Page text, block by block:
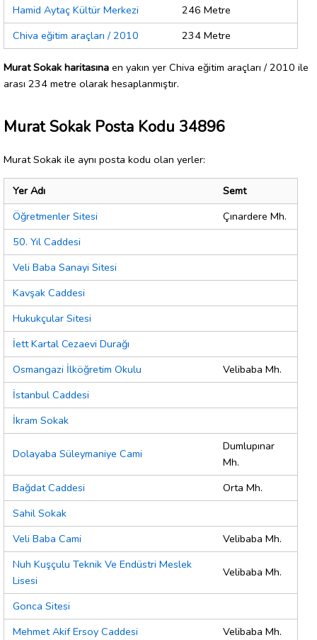
Hamid Aytaç Kültür Merkezi
246 Metre
Chiva eğitim araçları / 2010
234 Metre
Murat Sokak haritasına en yakın yer Chiva eğitim araçları / 2010 ile
arası 234 metre olarak hesaplanmıştır.
Murat Sokak Posta Kodu 34896
Murat Sokak ile aynı posta kodu olan yerler:
Yer Adı
Semt
Öğretmenler Sitesi
Çınardere Mh.
50. Yıl Caddesi
Veli Baba Sanayi Sitesi
Kavşak Caddesi
Hukukçular Sitesi
İett Kartal Cezaevi Durağı
Osmangazi İlköğretim Okulu
Velibaba Mh.
İstanbul Caddesi
İkram Sokak
Dolayaba Süleymaniye Cami
Dumlupınar
Mh.
Bağdat Caddesi
Orta Mh.
Sahil Sokak
Veli Baba Cami
Velibaba Mh.
Nuh Kuşçulu Teknik Ve Endüstri Meslek
Lisesi
Velibaba Mh.
Gonca Sitesi
Mehmet Akif Ersoy Caddesi
Velibaba Mh.